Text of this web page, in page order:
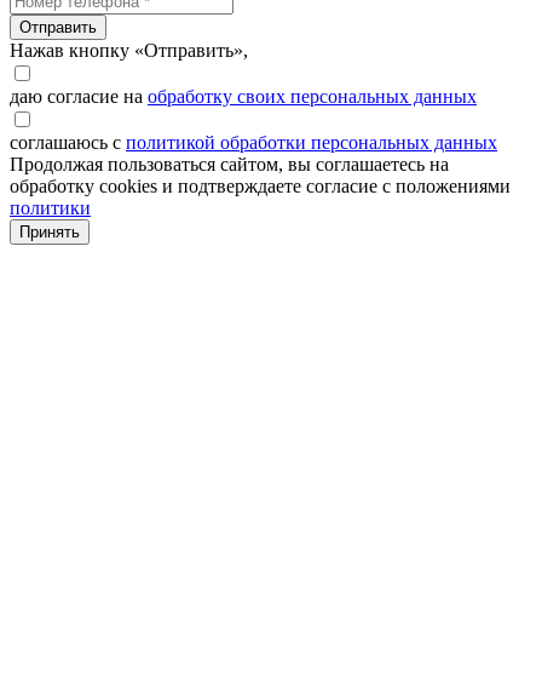
Отправить
Нажав кнопку «Отправить»,
даю согласие на обработку своих персональных данных
соглашаюсь с политикой обработки персональных данных
Продолжая пользоваться сайтом, вы соглашаетесь на
обработку cookies и подтверждаете согласие с положениями
политики
Принять